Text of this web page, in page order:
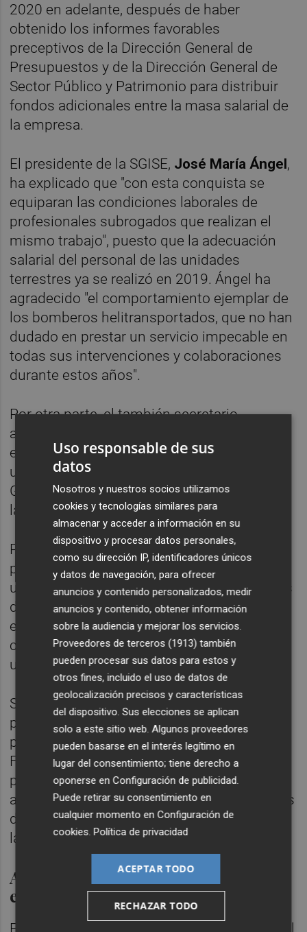
2020 en adelante, después de haber
obtenido los informes favorables
preceptivos de la Dirección General de
Presupuestos y de la Dirección General de
Sector Público y Patrimonio para distribuir
fondos adicionales entre la masa salarial de
la empresa.
El presidente de la SGISE, José María Ángel,
ha explicado que "con esta conquista se
equiparan las condiciones laborales de
profesionales subrogados que realizan el
mismo trabajo", puesto que la adecuación
salarial del personal de las unidades
terrestres ya se realizó en 2019. Ángel ha
agradecido "el comportamiento ejemplar de
los bomberos helitransportados, que no han
dudado en prestar un servicio impecable en
todas sus intervenciones y colaboraciones
durante estos años".
Por otra parte, el también secretario
autonómico de Seguridad y Emergencias ha
explicado que la equiparación salarial de las
unidades "se suma al esfuerzo de la
Generalitat por subsanar la conflictividad
laboral heredada con la subrogación".
Por ello, la SGISE "es la única empresa
pública del país que ha puesto en marcha
una mesa de diálogo con los representantes
de los trabajadores y trabajadoras para
estudiar soluciones legales a la situación
contractual jurídicamente interpretable de
una parte de su plantilla".
Según Ángel, la empresa también ha dado
pasos importantes hacia la consecución del
primer convenio del Servicio de Bomberos
Forestales, con la firma de un borrador de
preacuerdo "que aportará seguridad jurídica
a la empresa, garantizará todos los derechos
de la plantilla e igualará las condiciones
laborales entre todos sus profesionales".
Ampliación de funciones multi
emergencia
El reglamento que rige el funcionamiento del
Uso responsable de sus
datos
Nosotros y nuestros socios utilizamos
cookies y tecnologías similares para
almacenar y acceder a información en su
dispositivo y procesar datos personales,
como su dirección IP, identificadores únicos
y datos de navegación, para ofrecer
anuncios y contenido personalizados, medir
anuncios y contenido, obtener información
sobre la audiencia y mejorar los servicios.
Proveedores de terceros (1913) también
pueden procesar sus datos para estos y
otros fines, incluido el uso de datos de
geolocalización precisos y características
del dispositivo. Sus elecciones se aplican
solo a este sitio web. Algunos proveedores
pueden basarse en el interés legítimo en
lugar del consentimiento; tiene derecho a
oponerse enConfiguración de publicidad
Puede retirar su consentimiento en
cualquier momento enConfiguración de
cookies .Política de privacidad
ACEPTAR TODO
RECHAZAR TODO